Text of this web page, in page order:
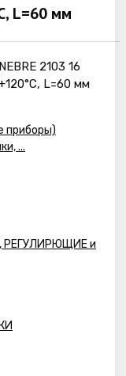
приборы)
...
РЕГУЛИРЮЩИЕ и
L=60 мм